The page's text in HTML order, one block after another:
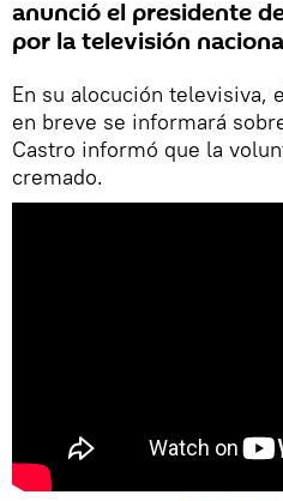
anunció el presidente
por la televisión
En su alocución televisiva,
en breve se informará
Castro informó que la
cremado.